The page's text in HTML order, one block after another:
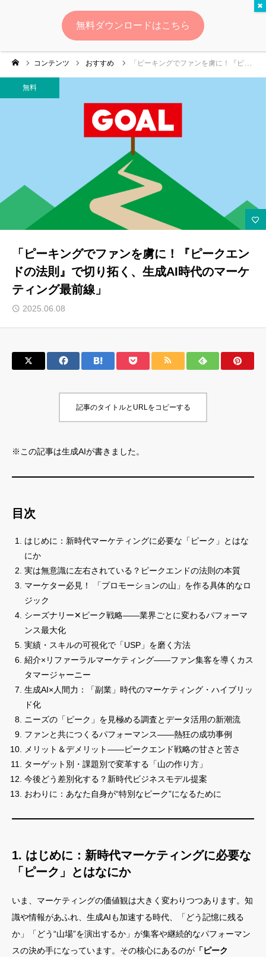
無料
コンテンツ おすすめ 「ピーキングでファンを虜に！『ピークエンドの法則』で切り拓く、生成AI時代のマーケティング最前線」
無料
「ピーキングでファンを虜に！『ピークエン
ドの法則』で切り拓く、生成AI時代のマーケ
ティング最前線」
2025.06.08
記事のタイトルとURLをコピーする
※この記事は生成AIが書きました。
目次
はじめに：新時代マーケティングに必要な「ピーク」とはな
にか
実は無意識に左右されている？ピークエンドの法則の本質
マーケター必見！ 「プロモーションの山」を作る具体的なロ
ジック
シーズナリー✕ピーク戦略——業界ごとに変わるパフォーマ
ンス最大化
実績・スキルの可視化で「USP」を磨く方法
紹介×リファーラルマーケティング——ファン集客を導くカス
タマージャーニー
生成AI×人間力：「副業」時代のマーケティング・ハイブリッ
ド化
ニーズの「ピーク」を見極める調査とデータ活用の新潮流
ファンと共につくるパフォーマンス——熱狂の成功事例
メリット＆デメリット——ピークエンド戦略の甘さと苦さ
ターゲット別・課題別で変革する「山の作り方」
今後どう差別化する？新時代ビジネスモデル提案
おわりに：あなた自身が“特別なピーク”になるために
1. はじめに：新時代マーケティングに必要な
「ピーク」とはなにか
いま、マーケティングの価値観は大きく変わりつつあります。知
識や情報があふれ、生成AIも加速する時代、「どう記憶に残る
か」「どう“山場”を演出するか」が集客や継続的なパフォーマン
スの決め手になっています。その核心にあるのが 「ピーク
ログイン 会員登録
ゆいマーケとは？
イベント・セミナー情報
コンテンツ
LINEお友達登録
スポンサー登録
サロン会員登録
特定商取引法 運営会社
マーケティング用語集
無料ダウンロードはこちら